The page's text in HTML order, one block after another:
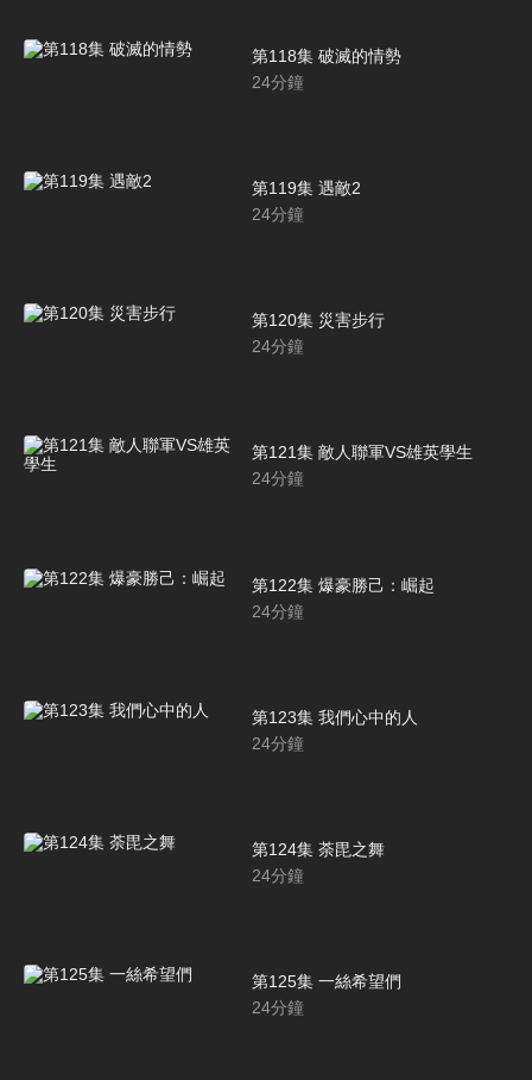
第118集 破滅的情勢
24分鐘
第119集 遇敵2
24分鐘
第120集 災害步行
24分鐘
第121集 敵人聯軍VS雄英學生
24分鐘
第122集 爆豪勝己：崛起
24分鐘
第123集 我們心中的人
24分鐘
第124集 荼毘之舞
24分鐘
第125集 一絲希望們
24分鐘